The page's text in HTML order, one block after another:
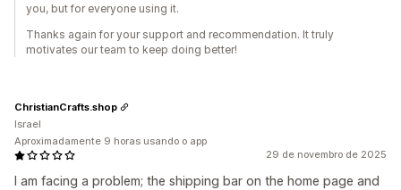
you, but for everyone using it.
Thanks again for your support and recommendation. It truly
motivates our team to keep doing better!
29 de novembro de 2025
I am facing a problem; the shipping bar on the home page and
ChristianCrafts.shop
Israel
Aproximadamente 9 horas usando o app